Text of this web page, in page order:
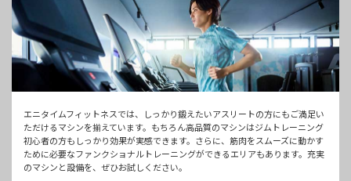
エニタイムフィットネスでは、しっかり鍛えたいアスリートの方にもご満足い
ただけるマシンを揃えています。もちろん高品質のマシンはジムトレーニング
初心者の方もしっかり効果が実感できます。さらに、筋肉をスムーズに動かす
ために必要なファンクショナルトレーニングができるエリアもあります。充実
のマシンと設備を、ぜひお試しください。